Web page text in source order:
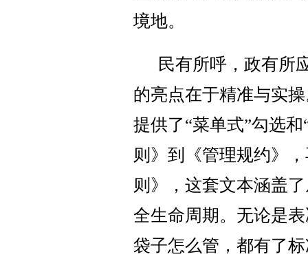
境地。
民有所呼，政有所
的亮点在于精准与实
提供了“菜单式”勾选
则》到《管理规约》
则》，这套文本涵盖
全生命周期。无论是
袋子怎么管，都有了